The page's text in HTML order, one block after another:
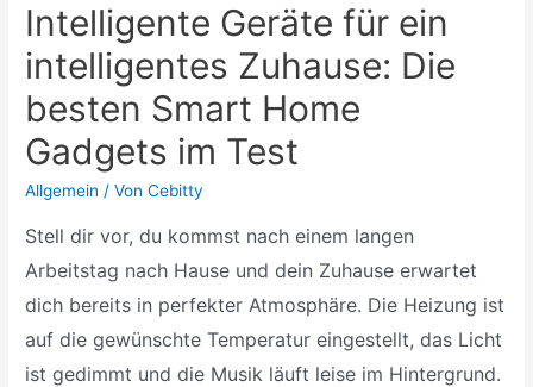
Intelligente Geräte für ein
intelligentes Zuhause: Die
besten Smart Home
Gadgets im Test
Allgemein / VonCebitty
Stell dir vor, du kommst nach einem langen
Arbeitstag nach Hause und dein Zuhause erwartet
dich bereits in perfekter Atmosphäre. Die Heizung ist
auf die gewünschte Temperatur eingestellt, das Licht
ist gedimmt und die Musik läuft leise im Hintergrund.